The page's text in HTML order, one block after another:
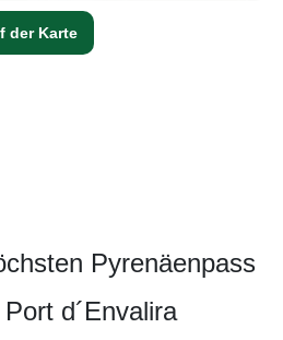
der Karte
Pyrenäenpass
d´Envalira